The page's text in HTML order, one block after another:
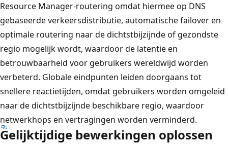
Resource Manager-routering omdat hiermee op DNS
gebaseerde verkeersdistributie, automatische failover en
optimale routering naar de dichtstbijzijnde of gezondste
regio mogelijk wordt, waardoor de latentie en
betrouwbaarheid voor gebruikers wereldwijd worden
verbeterd. Globale eindpunten leiden doorgaans tot
snellere reactietijden, omdat gebruikers worden omgeleid
naar de dichtstbijzijnde beschikbare regio, waardoor
netwerkhops en vertragingen worden verminderd.
Gelijktijdige bewerkingen oplossen